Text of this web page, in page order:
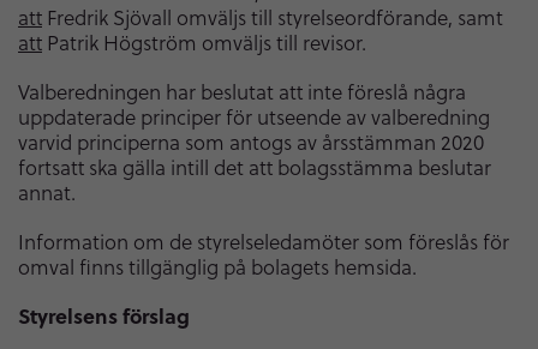
att Fredrik Sjövall omväljs till styrelseordförande, samt
att Patrik Högström omväljs till revisor.
Valberedningen har beslutat att inte föreslå några
uppdaterade principer för utseende av valberedning
varvid principerna som antogs av årsstämman 2020
fortsatt ska gälla intill det att bolagsstämma beslutar
annat.
Information om de styrelseledamöter som föreslås för
omval finns tillgänglig på bolagets hemsida.
Styrelsens förslag